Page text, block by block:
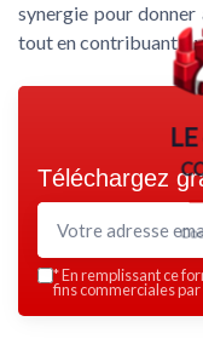
synergie pour
tout en contribuant à
Téléchargez
*En remplissant ce
fins commerciales